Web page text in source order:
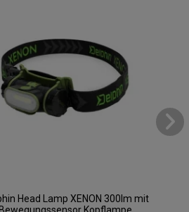
Head Lamp XENON 300lm mit